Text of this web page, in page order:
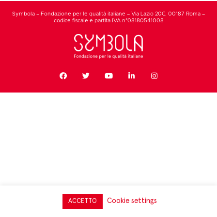
Symbola – Fondazione per le qualità italiane – Via Lazio 20C, 00187 Roma –
codice fiscale e partita IVA n°08180541008
ACCETTO Cookie settings